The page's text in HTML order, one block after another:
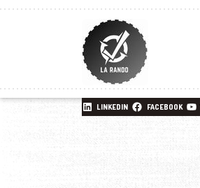
LINKEDIN FACEBOOK